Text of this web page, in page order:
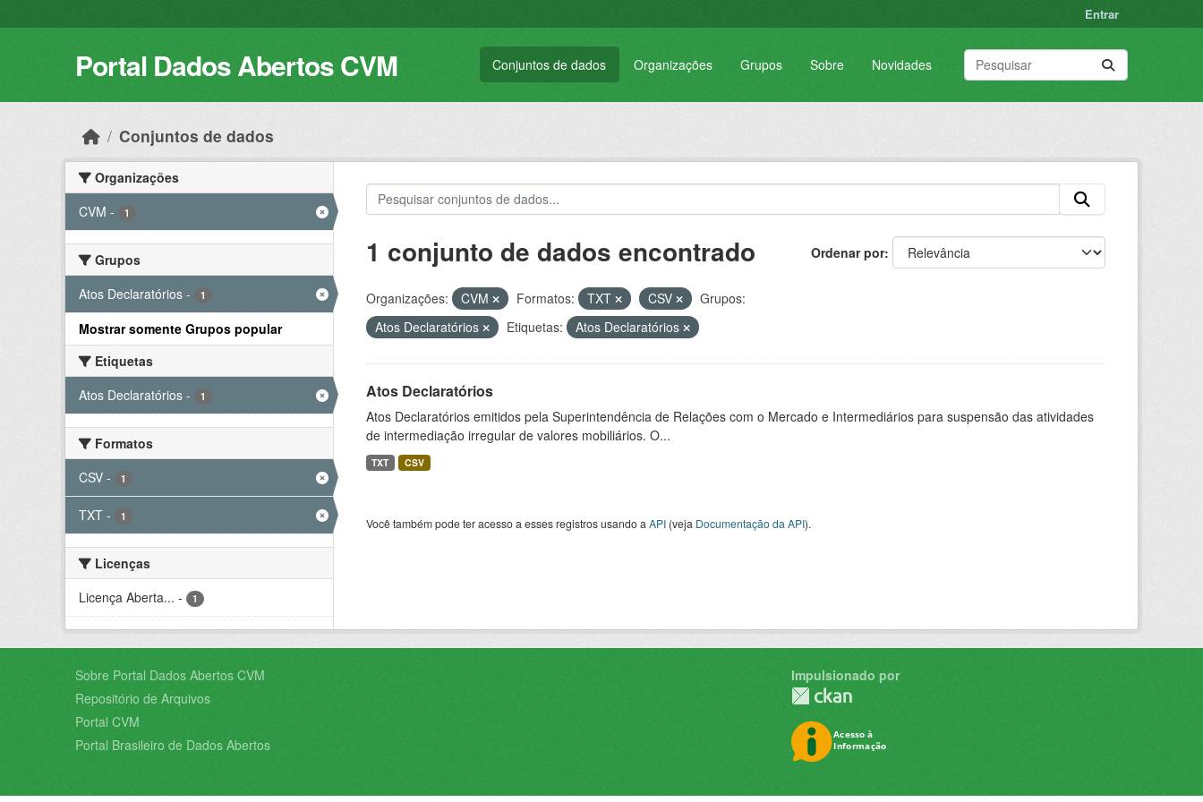
Entrar
Portal Dados Abertos CVM Conjuntos de dados Organizações Grupos Sobre Novidades
Conjuntos de dados
Organizações
CVM - 1
Grupos
Atos Declaratórios - 1
Mostrar somente Grupos popular
Etiquetas
Atos Declaratórios - 1
Formatos
CSV - 1
TXT - 1
Licenças
Licença Aberta... - 1
Ordenar por
1 conjunto de dados encontrado
Organizações: CVM Formatos: TXT CSV
Grupos:
Atos Declaratórios
Etiquetas: Atos Declaratórios
Atos Declaratórios
Atos Declaratórios emitidos pela Superintendência de Relações com o Mercado e Intermediários para suspensão das atividades
de intermediação irregular de valores mobiliários. O...
TXT CSV
Você também pode ter acesso a esses registros usando a API(veja Documentação da API).
Sobre Portal Dados Abertos CVM
Repositório de Arquivos
Portal CVM
Portal Brasileiro de Dados Abertos
Impulsionado por